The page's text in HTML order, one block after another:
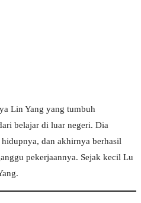
Lin Yang yang tumbuh
belajar di luar negeri. Dia
dan akhirnya berhasil
pekerjaannya. Sejak kecil Lu